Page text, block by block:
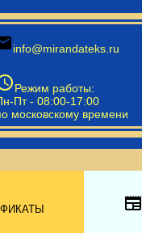
info@mirandateks.ru
Режим работы:
Пт - 08:00-17:00
московскому времени
newspaper